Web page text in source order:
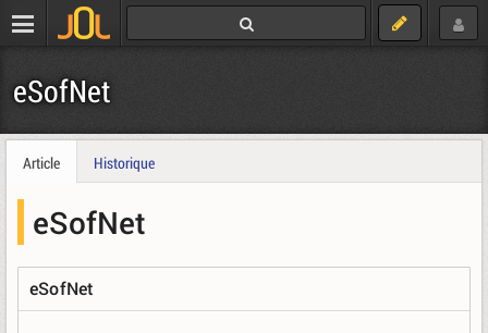
eSofNet
Article Historique
eSofNet
eSofNet